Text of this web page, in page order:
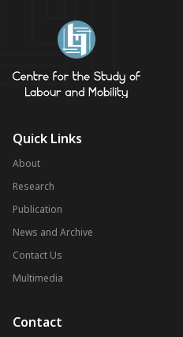
Quick Links
About
Research
Publication
News and Archive
Contact Us
Multimedia
Contact